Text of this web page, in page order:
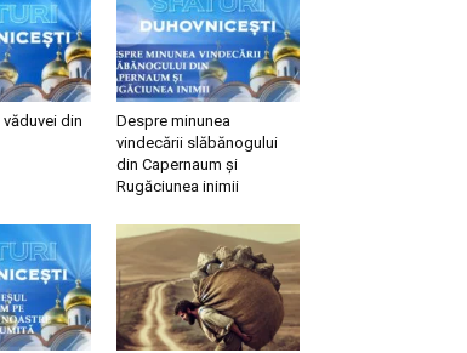
văduvei din
Despre minunea
vindecării slăbănogului
din Capernaum și
Rugăciunea inimii